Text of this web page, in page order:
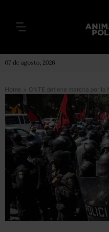
07 de agosto, 2026
Home >